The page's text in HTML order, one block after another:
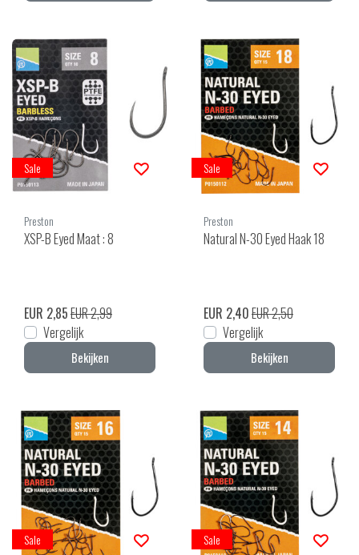
Sale
Preston
XSP-B Eyed Maat : 8
EUR 2,85EUR 2,99
Vergelijk
Bekijken
Sale
Preston
Natural N-30 Eyed Haak 18
EUR 2,40EUR 2,50
Vergelijk
Bekijken
Sale Sale